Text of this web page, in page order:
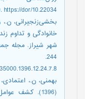
10.22034/spr.2024.392643.1829. https://dor
خانوادگی و تداوم
244.
بهمنی، ن.،
(1396). کشف